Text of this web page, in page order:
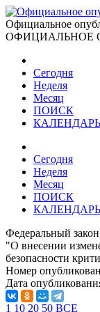
Официальное
ОФИЦИАЛЬНОЕ
Сегодня
Неделя
Месяц
ПОИСК
Сегодня
Неделя
Месяц
ПОИСК
Федеральный
"О внесении
безопасности
Номер
Дата
1 10 20 50 ВСЕ